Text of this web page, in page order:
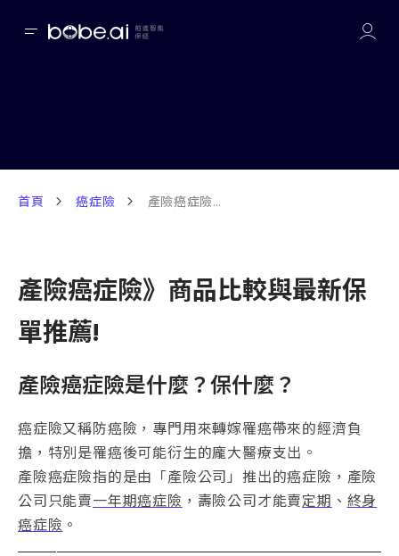
首頁 癌症險 產險癌症險》商品比較與最新保單推薦!
產險癌症險》商品比較與最新保
單推薦!
產險癌症險是什麼？保什麼？
癌症險又稱防癌險，專門用來轉嫁罹癌帶來的經濟負
擔，特別是罹癌後可能衍生的龐大醫療支出。
產險癌症險指的是由「產險公司」推出的癌症險，產險
公司只能賣一年期癌症險 ，壽險公司才能賣定期 、 終身
癌症險 。